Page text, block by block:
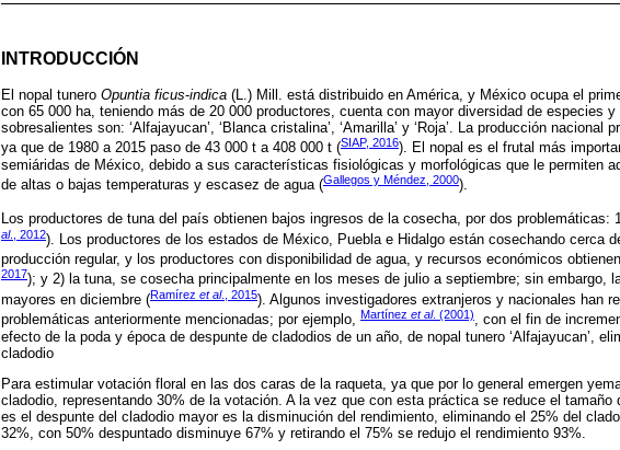
INTRODUCCIÓN
El nopal tunero Opuntia ficus-indica (L.) Mill. está distribuido en América, y México ocupa el
con 65 000 ha, teniendo más de 20 000 productores, cuenta con mayor diversidad de especies
sobresalientes son: ‘Alfajayucan’, ‘Blanca cristalina’, ‘Amarilla’ y ‘Roja’. La producción nacional
ya que de 1980 a 2015 paso de 43 000 t a 408 000 t (SIAP, 2016). El nopal es el frutal más
semiáridas de México, debido a sus características fisiológicas y morfológicas que le permiten
de altas o bajas temperaturas y escasez de agua (Gallegos y Méndez, 2000).
Los productores de tuna del país obtienen bajos ingresos de la cosecha, por dos problemáticas:
al., 2012). Los productores de los estados de México, Puebla e Hidalgo están cosechando cerca
producción regular, y los productores con disponibilidad de agua, y recursos económicos
2017); y 2) la tuna, se cosecha principalmente en los meses de julio a septiembre; sin embargo,
mayores en diciembre (Ramírez et al., 2015). Algunos investigadores extranjeros y nacionales han
problemáticas anteriormente mencionadas; por ejemplo, Martínez et al. (2001), con el fin de
efecto de la poda y época de despunte de cladodios de un año, de nopal tunero ‘Alfajayucan’,
cladodio
Para estimular votación floral en las dos caras de la raqueta, ya que por lo general emergen
cladodio, representando 30% de la votación. A la vez que con esta práctica se reduce el
es el despunte del cladodio mayor es la disminución del rendimiento, eliminando el 25% del
32%, con 50% despuntado disminuye 67% y retirando el 75% se redujo el rendimiento 93%.